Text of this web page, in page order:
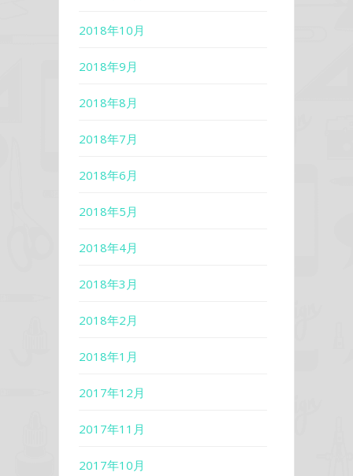
2018年10月
2018年9月
2018年8月
2018年7月
2018年6月
2018年5月
2018年4月
2018年3月
2018年2月
2018年1月
2017年12月
2017年11月
2017年10月